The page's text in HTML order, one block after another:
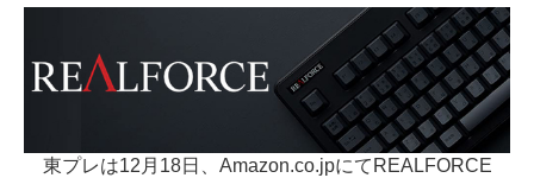
東プレは12月18日、Amazon.co.jpにてREALFORCE